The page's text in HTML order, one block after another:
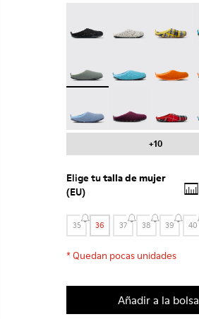
+10
Elige tutalla de mujer
(EU)
35 36 37 38 39 40
*Quedan pocas unidades
Añadir a la bolsa